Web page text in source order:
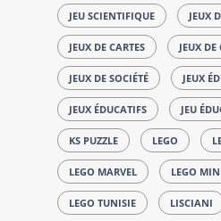
JEU SCIENTIFIQUE JEUX
JEUX DE CARTES JEUX
JEUX DE SOCIÉTÉ JEUX
JEUX ÉDUCATIFS JEU
KS PUZZLE LEGO
LEGO MARVEL LEGO
LEGO TUNISIE LISCIANI